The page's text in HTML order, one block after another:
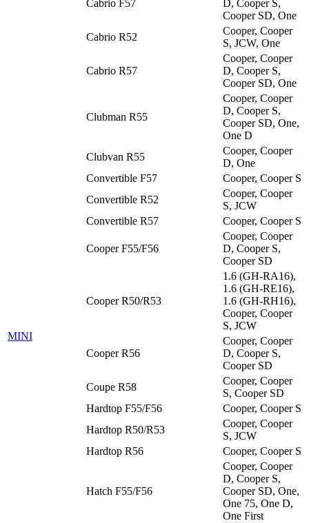
MINI
Cabrio F57
D, Cooper S,
Cooper SD, One
Cabrio R52
Cooper, Cooper
S, JCW, One
Cabrio R57
Cooper, Cooper
D, Cooper S,
Cooper SD, One
Clubman R55
Cooper, Cooper
D, Cooper S,
Cooper SD, One,
One D
Clubvan R55
Cooper, Cooper
D, One
Convertible F57
Cooper, Cooper S
Convertible R52
Cooper, Cooper
S, JCW
Convertible R57
Cooper, Cooper S
Cooper F55/F56
Cooper, Cooper
D, Cooper S,
Cooper SD
Cooper R50/R53
1.6 (GH-RA16),
1.6 (GH-RE16),
1.6 (GH-RH16),
Cooper, Cooper
S, JCW
Cooper R56
Cooper, Cooper
D, Cooper S,
Cooper SD
Coupe R58
Cooper, Cooper
S, Cooper SD
Hardtop F55/F56
Cooper, Cooper S
Hardtop R50/R53
Cooper, Cooper
S, JCW
Hardtop R56
Cooper, Cooper S
Hatch F55/F56
Cooper, Cooper
D, Cooper S,
Cooper SD, One,
One 75, One D,
One First